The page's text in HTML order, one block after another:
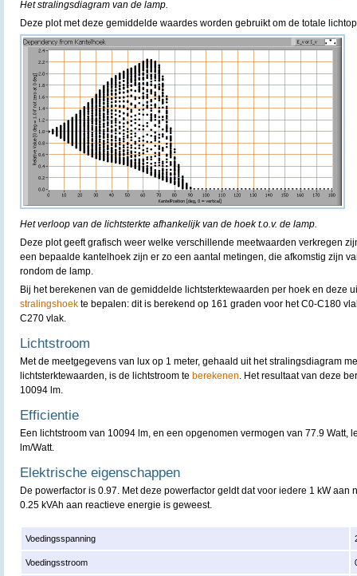
Het stralingsdiagram van de lamp.
Deze plot met deze gemiddelde waardes worden gebruikt om de totale
Het verloop van de lichtsterkte afhankelijk van de hoek t.o.v. de lamp.
Deze plot geeft grafisch weer welke verschillende meetwaarden verkregen
een bepaalde kantelhoek zijn er zo een aantal metingen, die afkomstig zijn
rondom de lamp.
Bij het berekenen van de gemiddelde lichtsterktewaarden per hoek en deze
stralingshoek te bepalen: dit is berekend op 161 graden voor het C0-C180
C270 vlak.
Lichtstroom
Met de meetgegevens van lux op 1 meter, gehaald uit het stralingsdiagram
lichtsterktewaarden, is de lichtstroom te berekenen. Het resultaat van deze
10094 lm.
Efficientie
Een lichtstroom van 10094 lm, en een opgenomen vermogen van 77.9 Watt,
lm/Watt.
Elektrische eigenschappen
De powerfactor is 0.97. Met deze powerfactor geldt dat voor iedere 1 kW aan
0.25 kVAh aan reactieve energie is geweest.
Voedingsspanning
Voedingsstroom